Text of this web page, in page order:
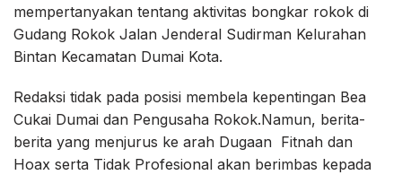
mempertanyakan tentang aktivitas bongkar rokok di
Gudang Rokok Jalan Jenderal Sudirman Kelurahan
Bintan Kecamatan Dumai Kota.
Redaksi tidak pada posisi membela kepentingan Bea
Cukai Dumai dan Pengusaha Rokok.Namun, berita-
berita yang menjurus ke arah Dugaan Fitnah dan
Hoax serta Tidak Profesional akan berimbas kepada